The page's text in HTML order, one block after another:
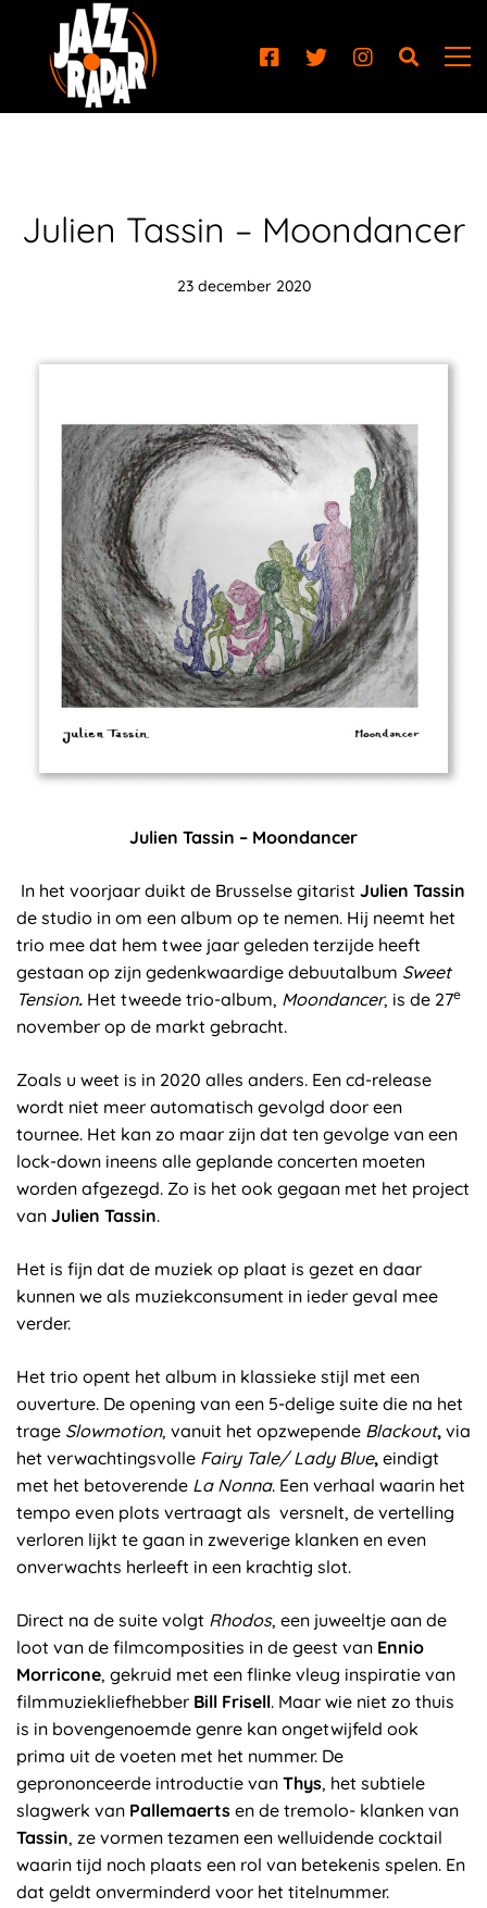
Julien Tassin – Moondancer
23 december 2020
Julien Tassin – Moondancer
In het voorjaar duikt de Brusselse gitarist Julien Tassin
de studio in om een album op te nemen. Hij neemt het
trio mee dat hem twee jaar geleden terzijde heeft
gestaan op zijn gedenkwaardige debuutalbum Sweet
Tension. Het tweede trio-album, Moondancer, is de 27e
november op de markt gebracht.
Zoals u weet is in 2020 alles anders. Een cd-release
wordt niet meer automatisch gevolgd door een
tournee. Het kan zo maar zijn dat ten gevolge van een
lock-down ineens alle geplande concerten moeten
worden afgezegd. Zo is het ook gegaan met het project
van Julien Tassin.
Het is fijn dat de muziek op plaat is gezet en daar
kunnen we als muziekconsument in ieder geval mee
verder.
Het trio opent het album in klassieke stijl met een
ouverture. De opening van een 5-delige suite die na het
trage Slowmotion, vanuit het opzwepende Blackout, via
het verwachtingsvolle Fairy Tale/ Lady Blue, eindigt
met het betoverende La Nonna. Een verhaal waarin het
tempo even plots vertraagt als versnelt, de vertelling
verloren lijkt te gaan in zweverige klanken en even
onverwachts herleeft in een krachtig slot.
Direct na de suite volgt Rhodos, een juweeltje aan de
loot van de filmcomposities in de geest van Ennio
Morricone, gekruid met een flinke vleug inspiratie van
filmmuziekliefhebber Bill Frisell. Maar wie niet zo thuis
is in bovengenoemde genre kan ongetwijfeld ook
prima uit de voeten met het nummer. De
geprononceerde introductie van Thys, het subtiele
slagwerk van Pallemaerts en de tremolo- klanken van
Tassin, ze vormen tezamen een welluidende cocktail
waarin tijd noch plaats een rol van betekenis spelen. En
dat geldt onverminderd voor het titelnummer.